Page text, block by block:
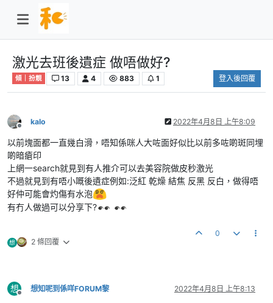
激光去班後遺症 做唔做好?
傾｜扮靚 13 4 883 1 登入後回覆
離線
kalo 2022年4月8日 上午8:09
以前塊面都一直幾白滑，唔知係咪人大咗面好似比以前多咗啲斑同埋
啲暗瘡印
上網一search就見到有人推介可以去美容院做皮秒激光
不過就見到有唔小嘅後遺症例如:泛紅 乾燥 結焦 反黑 反白，做得唔
好仲可能會灼傷有水泡
有冇人做過可以分享下?
想 2 條回覆
0
想
離線
想知呢到係咩FORUM黎 2022年4月8日 上午8:13